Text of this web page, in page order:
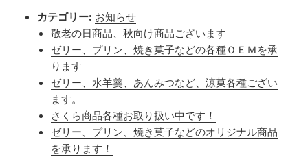
カテゴリー: お知らせ
敬老の日商品、秋向け商品ございます
ゼリー、プリン、焼き菓子などの各種ＯＥＭを承
ります
ゼリー、水羊羹、あんみつなど、涼菓各種ござい
ます。
さくら商品各種お取り扱い中です！
ゼリー、プリン、焼き菓子などのオリジナル商品
を承ります！